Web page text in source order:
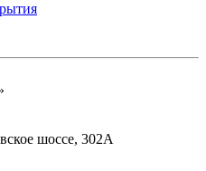
шоссе, 302А